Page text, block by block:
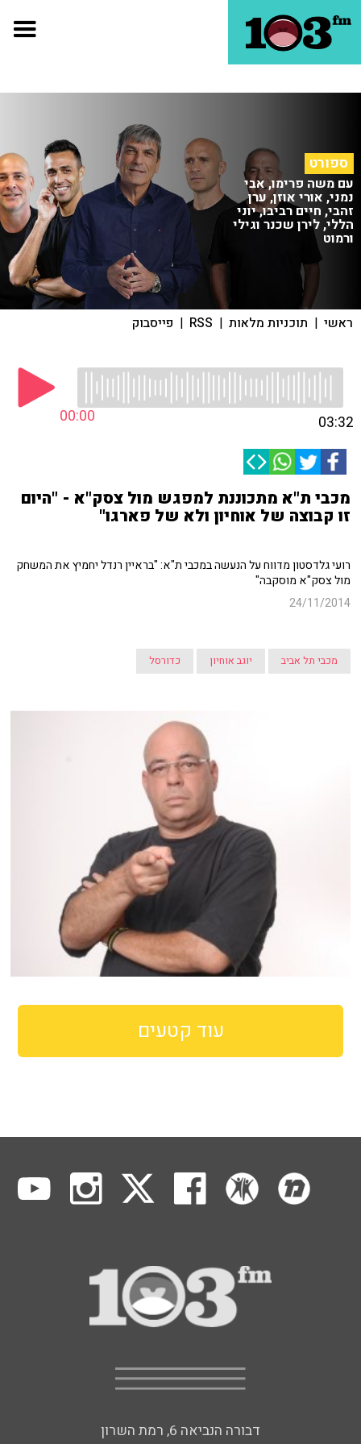
ספורט
עם משה פרימו, אבי
נמני, אורי אוזן, ערן
זהבי, חיים רביבו, יוני
הללי, לירן שכנר וגילי
ורמוט
ראשי | תוכניות מלאות |
RSS
| פייסבוק
00:00 03:32
מכבי ת"א מתכוננת למפגש מול צסק"א - "היום
זו קבוצה של אוחיון ולא של פארגו"
רועי גלדסטון מדווח על הנעשה במכבי ת"א: "בראיין רנדל יחמיץ את המשחק
מול צסק"א מוסקבה"
24/11/2014
מכבי תל אביב יוגב אוחיון כדורסל
עוד קטעים
דבורה הנביאה 6, רמת השרון